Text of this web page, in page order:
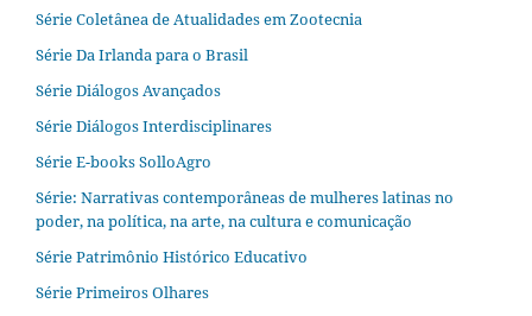
Série Coletânea de Atualidades em Zootecnia
Série Da Irlanda para o Brasil
Série Diálogos Avançados
Série Diálogos Interdisciplinares
Série E-books SolloAgro
Série: Narrativas contemporâneas de mulheres latinas no
poder, na política, na arte, na cultura e comunicação
Série Patrimônio Histórico Educativo
Série Primeiros Olhares